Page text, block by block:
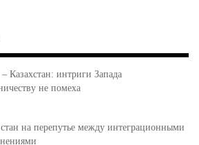
– Казахстан: интриги Запада
не помеха
на перепутье между интеграционными